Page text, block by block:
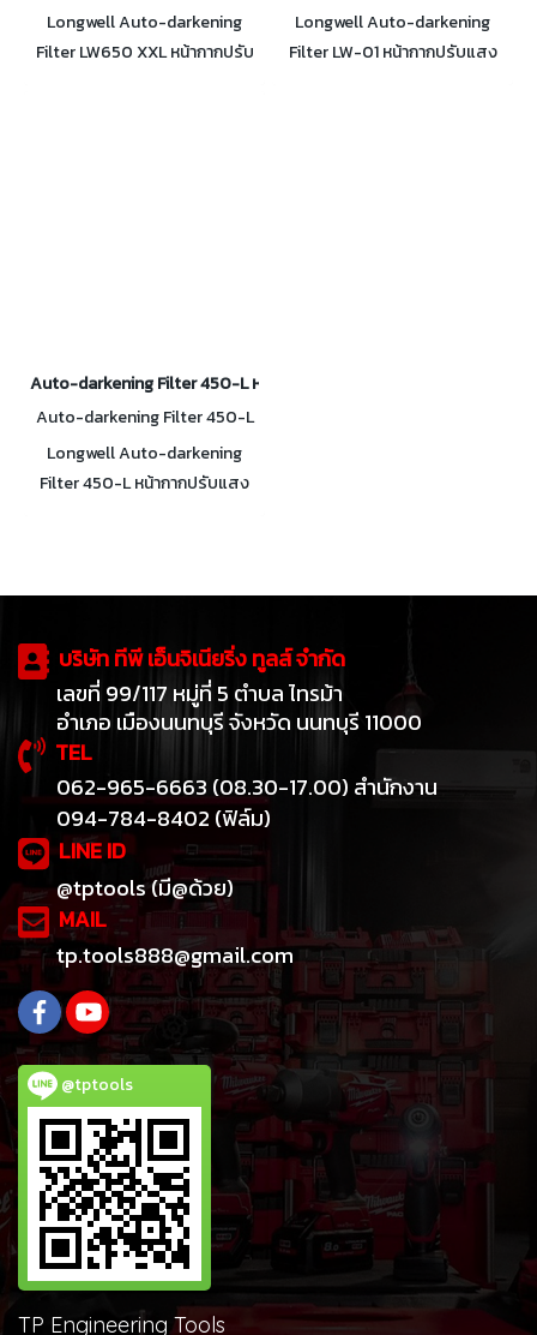
XXL
Longwell Auto-darkening
Filter LW650 XXL หน้ากากปรับ
Longwell Auto-darkening
Filter LW-01 หน้ากากปรับแสง
Auto-darkening Filter 450-L หน้ากากปรับแสงอัตโนมัติ 7 ระดับ
Auto-darkening Filter 450-L
Longwell Auto-darkening
Filter 450-L หน้ากากปรับแสง
ถนอมสายตา
บริษัท ทีพี เอ็นจิเนียริ่ง ทูลส์ จำกัด
เลขที่ 99/117 หมู่ที่ 5 ตำบล ไทรม้า
อำเภอ เมืองนนทบุรี จังหวัด นนทบุรี 11000
TEL
062-965-6663 (08.30-17.00) สำนักงาน
094-784-8402 (ฟิล์ม)
LINE ID
@tptools (มี@ด้วย)
MAIL
tp.tools888@gmail.com
@tptools
TP Engineering Tools